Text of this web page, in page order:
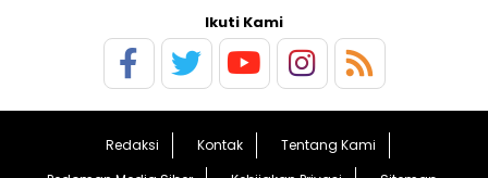
Ikuti Kami
Redaksi Kontak
Tentang Kami